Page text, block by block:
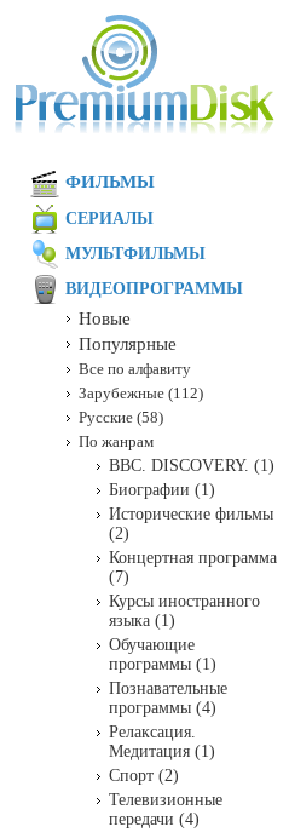
ФИЛЬМЫ
СЕРИАЛЫ
МУЛЬТФИЛЬМЫ
ВИДЕОПРОГРАММЫ
Новые
Популярные
Все по алфавиту
Зарубежные (112)
Русские (58)
По жанрам
BBC. DISCOVERY. (1)
Биографии (1)
Исторические фильмы
(2)
Концертная программа
(7)
Курсы иностранного
языка (1)
Обучающие
программы (1)
Познавательные
программы (4)
Релаксация.
Медитация (1)
Спорт (2)
Телевизионные
передачи (4)